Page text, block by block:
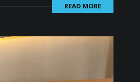
READ MORE